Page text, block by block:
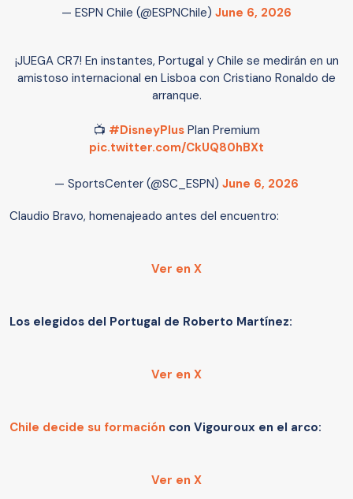
— ESPN Chile (@ESPNChile) June 6, 2026
¡JUEGA CR7! En instantes, Portugal y Chile se medirán en un
amistoso internacional en Lisboa con Cristiano Ronaldo de
arranque.
📺 #DisneyPlusPlan Premium
pic.twitter.com/CkUQ80hBXt
— SportsCenter (@SC_ESPN) June 6, 2026
Claudio Bravo, homenajeado antes del encuentro:
Ver en X
Los elegidos del Portugal de Roberto Martínez:
Ver en X
Chile decide su formación con Vigouroux en el arco:
Ver en X